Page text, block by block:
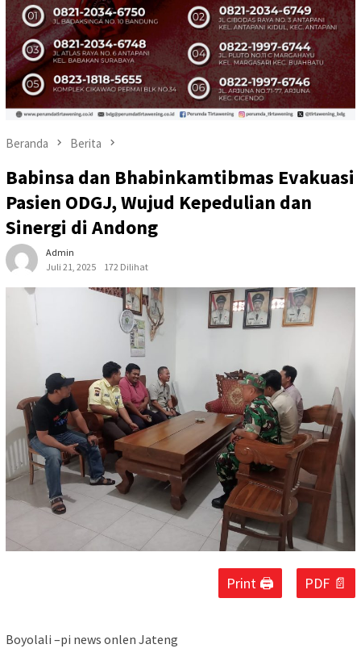
Beranda Berita
Babinsa dan Bhabinkamtibmas Evakuasi
Pasien ODGJ, Wujud Kepedulian dan
Sinergi di Andong
Admin
Juli 21, 2025
172 Dilihat
Print 🖨 PDF 📄
Boyolali –pi news onlen Jateng